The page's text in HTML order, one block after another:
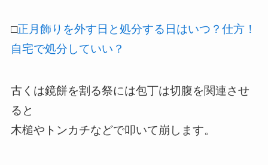
□正月飾りを外す日と処分する日はいつ？仕方！
自宅で処分していい？
古くは鏡餅を割る祭には包丁は切腹を関連させ
ると
木槌やトンカチなどで叩いて崩します。